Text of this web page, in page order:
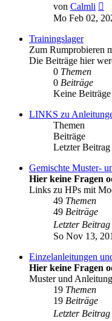
von Calmli
Mo Feb 02,
Trainingslager
Zum Rumprobieren
Die Beiträge hier
0 Themen
0 Beiträge
Keine Beiträge
LINKS zu
Themen
Beiträge
Letzter Beitrag
Gemischte Muster-
Hier keine Fragen
Links zu HPs mit
49 Themen
49 Beiträge
Letzter Beitrag
So Nov 13,
Einzelanleitungen
Hier keine Fragen
Muster und
19 Themen
19 Beiträge
Letzter Beitrag